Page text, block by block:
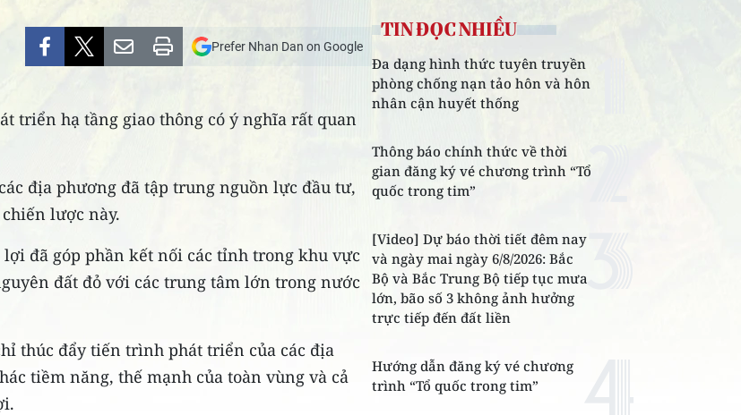
Prefer Nhan Dan on Google
triển hạ tầng giao thông có ý nghĩa rất quan
địa phương đã tập trung nguồn lực đầu tư,
lược này.
đã góp phần kết nối các tỉnh trong khu vực
đất đỏ với các trung tâm lớn trong nước
thúc đẩy tiến trình phát triển của các địa
tiềm năng, thế mạnh của toàn vùng và cả
TIN ĐỌC NHIỀU
Đa dạng hình thức tuyên truyền
phòng chống nạn tảo hôn và hôn
nhân cận huyết thống
Thông báo chính thức về thời
gian đăng ký vé chương trình “Tổ
quốc trong tim”
[Video] Dự báo thời tiết đêm nay
và ngày mai ngày 6/8/2026: Bắc
Bộ và Bắc Trung Bộ tiếp tục mưa
lớn, bão số 3 không ảnh hưởng
trực tiếp đến đất liền
Hướng dẫn đăng ký vé chương
trình “Tổ quốc trong tim”